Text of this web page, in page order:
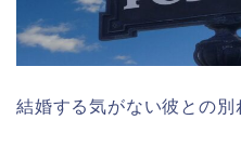
結婚する気がない彼との別